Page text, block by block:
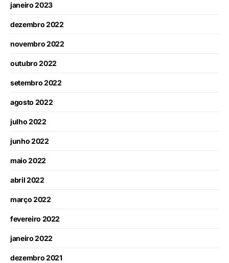
janeiro 2023
dezembro 2022
novembro 2022
outubro 2022
setembro 2022
agosto 2022
julho 2022
junho 2022
maio 2022
abril 2022
março 2022
fevereiro 2022
janeiro 2022
dezembro 2021